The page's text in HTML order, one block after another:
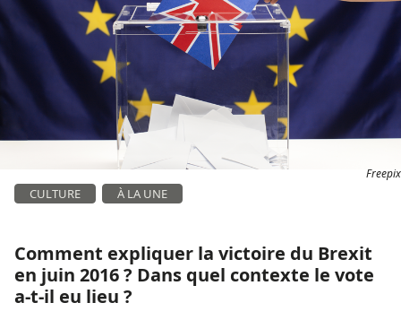
Freepix
CULTURE À LA UNE
Comment expliquer la victoire du Brexit
en juin 2016 ? Dans quel contexte le vote
a-t-il eu lieu ?